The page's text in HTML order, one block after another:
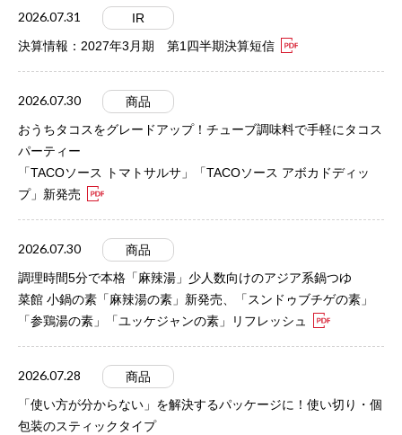
2026.07.31
IR
決算情報：2027年3月期 第1四半期決算短信
2026.07.30
商品
おうちタコスをグレードアップ！チューブ調味料で手軽にタコス
パーティー
「TACOソース トマトサルサ」「TACOソース アボカドディッ
プ」新発売
2026.07.30
商品
調理時間5分で本格「麻辣湯」少人数向けのアジア系鍋つゆ
菜館 小鍋の素「麻辣湯の素」新発売、「スンドゥブチゲの素」
「参鶏湯の素」「ユッケジャンの素」リフレッシュ
2026.07.28
商品
「使い方が分からない」を解決するパッケージに！使い切り・個
包装のスティックタイプ